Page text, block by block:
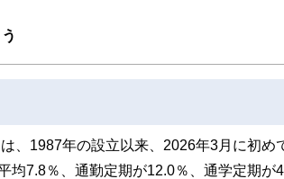
な情報発信を実現しています。
デアを提供するお金のコンシェルジュを目指します。
、1987年の設立以来、2026年3月に初め
均7.8％、通勤定期が12.0％、通学定期